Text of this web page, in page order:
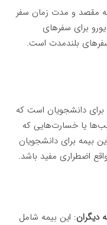
مقصد و مدت زمان سفر
متغیر است و معمولاً بین ۵۰ تا ۱۰۰ یورو برای سفرهای
دانشجویان است که
یا خسارت‌هایی که
بیمه برای دانشجویان
اضطراری مفید باشد.
: این بیمه شامل